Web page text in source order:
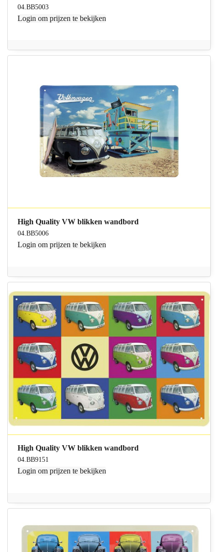
04.BB5003
Login om prijzen te bekijken
High Quality VW blikken wandbord
04.BB5006
Login om prijzen te bekijken
High Quality VW blikken wandbord
04.BB9151
Login om prijzen te bekijken